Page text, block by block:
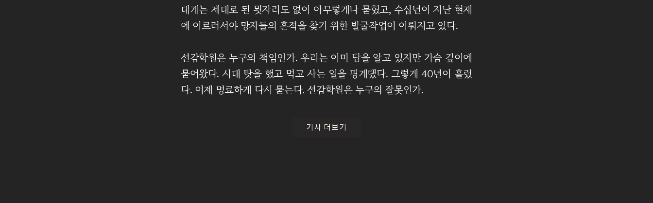
대개는 제대로 된 묏자리도 없이 아무렇게나 묻혔고, 수십년이 지난 현재
에 이르러서야 망자들의 흔적을 찾기 위한 발굴작업이 이뤄지고 있다.
선감학원은 누구의 책임인가. 우리는 이미 답을 알고 있지만 가슴 깊이에
묻어왔다. 시대 탓을 했고 먹고 사는 일을 핑계댔다. 그렇게 40년이 흘렀
다. 이제 명료하게 다시 묻는다. 선감학원은 누구의 잘못인가.
기사 더보기